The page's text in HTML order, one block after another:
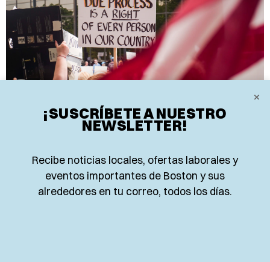
NUEVA LEY ANIMA A INMIGRANTES
A DENUNCIAR CRÍMENES SIN MIEDO
A ICE
×
¡SUSCRÍBETE A NUESTRO
NEWSLETTER!
Recibe noticias locales, ofertas laborales y
eventos importantes de Boston y sus
alrededores en tu correo, todos los días.